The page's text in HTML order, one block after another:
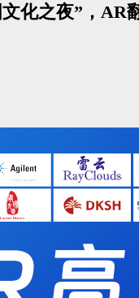
化之夜”，AR